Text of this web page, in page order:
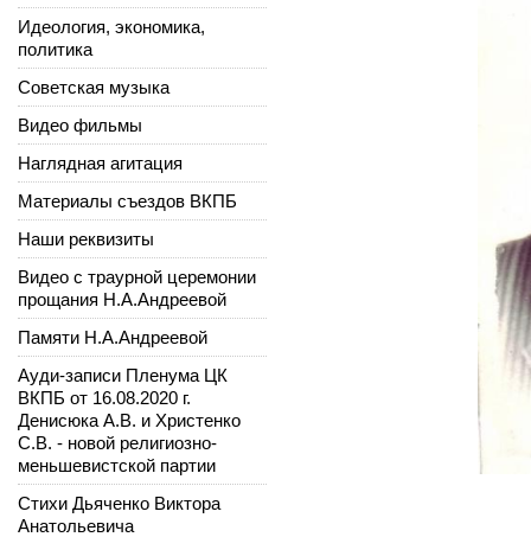
Идеология, экономика,
политика
Советская музыка
Видео фильмы
Наглядная агитация
Материалы съездов ВКПБ
Наши реквизиты
Видео с траурной церемонии
прощания Н.А.Андреевой
Памяти Н.А.Андреевой
Ауди-записи Пленума ЦК
ВКПБ от 16.08.2020 г.
Денисюка А.В. и Христенко
С.В. - новой религиозно-
меньшевистской партии
Стихи Дьяченко Виктора
Анатольевича